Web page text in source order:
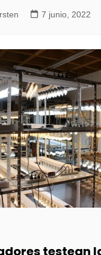
7 junio, 2022
testean